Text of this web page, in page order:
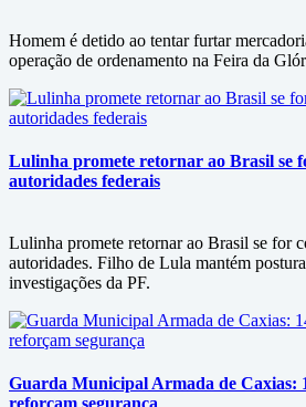
Homem é detido ao tentar furtar
operação de ordenamento na Feira da
Lulinha promete retornar ao Brasil se
autoridades federais
Lulinha promete retornar ao Brasil se for
autoridades. Filho de Lula mantém
investigações da PF.
Guarda Municipal Armada de Caxias:
reforçam segurança